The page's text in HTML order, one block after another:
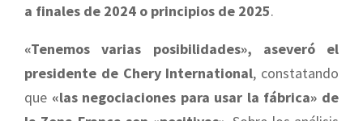
a finales de 2024 o principios de 2025.
«Tenemos varias posibilidades», aseveró el
presidente de Chery International, constatando
que «las negociaciones para usar la fábrica» de